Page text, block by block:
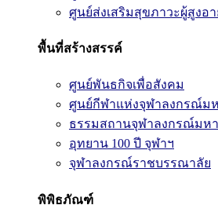
ศูนย์ส่งเสริมสุขภาวะผู้สูงอา
พื้นที่สร้างสรรค์
ศูนย์พันธกิจเพื่อสังคม
ศูนย์กีฬาแห่งจุฬาลงกรณ์ม
ธรรมสถานจุฬาลงกรณ์มห
อุทยาน 100 ปี จุฬาฯ
จุฬาลงกรณ์ราชบรรณาลัย
พิพิธภัณฑ์